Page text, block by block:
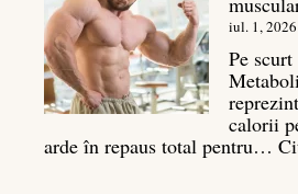
iul. 1, 2026
Pe
calorii
arde în repaus total pentru…